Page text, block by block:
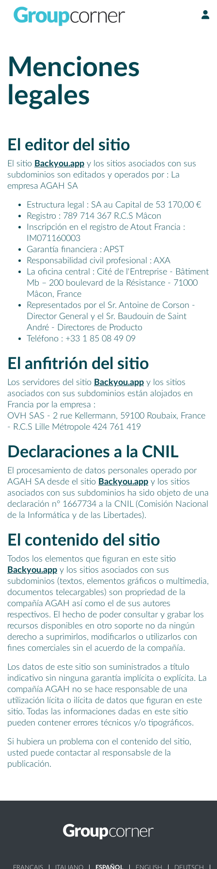
Menciones
legales
El editor del sitio
El sitio Backyou.app y los sitios asociados con sus
subdominios son editados y operados por : La
empresa AGAH SA
Estructura legal : SA au Capital de 53 170,00 €
Registro : 789 714 367 R.C.S Mâcon
Inscripción en el registro de Atout Francia :
IM071160003
Garantía financiera : APST
Responsabilidad civil profesional : AXA
La oficina central : Cité de l'Entreprise - Bâtiment
Mb – 200 boulevard de la Résistance - 71000
Mâcon, France
Representados por el Sr. Antoine de Corson -
Director General y el Sr. Baudouin de Saint
André - Directores de Producto
Teléfono : +33 1 85 08 49 09
El anfitrión del sitio
Los servidores del sitio Backyou.app y los sitios
asociados con sus subdominios están alojados en
Francia por la empresa :
OVH SAS - 2 rue Kellermann, 59100 Roubaix, France
- R.C.S Lille Métropole 424 761 419
Declaraciones a la CNIL
El procesamiento de datos personales operado por
AGAH SA desde el sitio Backyou.app y los sitios
asociados con sus subdominios ha sido objeto de una
declaración n° 1667734 a la CNIL (Comisión Nacional
de la Informática y de las Libertades).
El contenido del sitio
Todos los elementos que figuran en este sitio
Backyou.app y los sitios asociados con sus
subdominios (textos, elementos gráficos o multimedia,
documentos telecargables) son propriedad de la
compañía AGAH así como el de sus autores
respectivos. El hecho de poder consultar y grabar los
recursos disponibles en otro soporte no da ningún
derecho a suprimirlos, modificarlos o utilizarlos con
fines comerciales sin el acuerdo de la compañía.
Los datos de este sitio son suministrados a título
indicativo sin ninguna garantía implícita o explícita. La
compañía AGAH no se hace responsable de una
utilización lícita o ilícita de datos que figuran en este
sitio. Todas las informaciones dadas en este sitio
pueden contener errores técnicos y/o tipográficos.
Si hubiera un problema con el contenido del sitio,
usted puede contactar al responsabsle de la
publicación.
FRANÇAIS ITALIANO ESPAÑOL ENGLISH DEUTSCH
Panel de gestión de cookies